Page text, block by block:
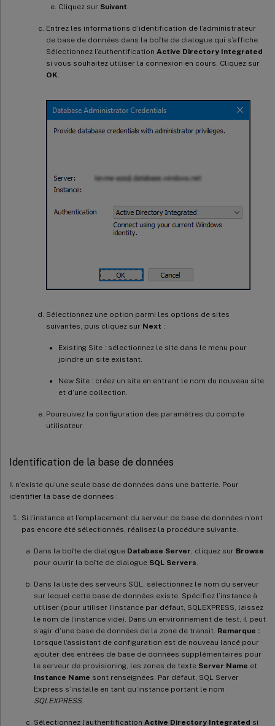
Cliquez sur Suivant.
Entrez les informations d’identification de l’administrateur
de base de données dans la boîte de dialogue qui s’affiche.
Sélectionnez l’authentification Active Directory Integrated
si vous souhaitez utiliser la connexion en cours. Cliquez sur
OK.
Sélectionnez une option parmi les options de sites
suivantes, puis cliquez sur Next :
Existing Site : sélectionnez le site dans le menu pour
joindre un site existant.
New Site : créez un site en entrant le nom du nouveau site
et d’une collection.
Poursuivez la configuration des paramètres du compte
utilisateur.
Identification de la base de données
Il n’existe qu’une seule base de données dans une batterie. Pour
identifier la base de données :
Si l’instance et l’emplacement du serveur de base de données n’ont
pas encore été sélectionnés, réalisez la procédure suivante.
Dans la boîte de dialogue Database Server, cliquez sur Browse
pour ouvrir la boîte de dialogue SQL Servers.
Dans la liste des serveurs SQL, sélectionnez le nom du serveur
sur lequel cette base de données existe. Spécifiez l’instance à
utiliser (pour utiliser l’instance par défaut, SQLEXPRESS, laissez
le nom de l’instance vide). Dans un environnement de test, il peut
s’agir d’une base de données de la zone de transit. Remarque :
lorsque l’assistant de configuration est de nouveau lancé pour
ajouter des entrées de base de données supplémentaires pour
le serveur de provisioning, les zones de texte Server Name et
Instance Name sont renseignées. Par défaut, SQL Server
Express s’installe en tant qu’instance portant le nom
SQLEXPRESS.
Sélectionnez l’authentification Active Directory Integrated si